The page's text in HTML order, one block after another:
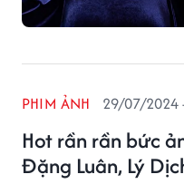
Hot rần rần bức
Đặng Luân, Lý
PHIM ẢNH 29/07/2024